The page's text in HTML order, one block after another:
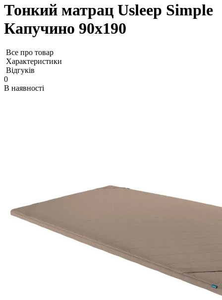
Тонкий матрац Usleep Simple
Капучино 90х190
Все про товар
Характеристики
Відгуків
0
В наявності